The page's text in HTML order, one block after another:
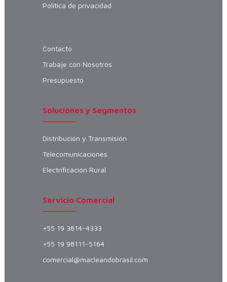
Política de privacidad
Contacto
Trabaje con Nosotros
Presupuesto
Soluciones y Segmentos
Distribución y Transmisión
Telecomunicaciones
Electrificación Rural
Servicio Comercial
+55 19 3814-4333
+55 19 98111-5164
comercial@macleandobrasil.com